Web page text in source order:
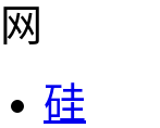
硅